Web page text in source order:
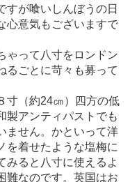
すが喰いしんぼうの日
心意気もございますで
って八寸をロンドン
るごとに苛々も募って
寸（約24㎝）四方の低
製アンティパストでも
ません。かといって洋
を着せたような塩梅に
みると八寸に使えるよ
難なのです。英国はお